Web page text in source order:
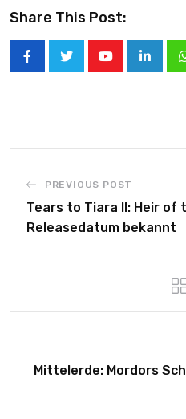
Share This Post:
PREVIOUS POST
Tears to Tiara II: Heir of
Releasedatum bekannt
Mittelerde: Mordors